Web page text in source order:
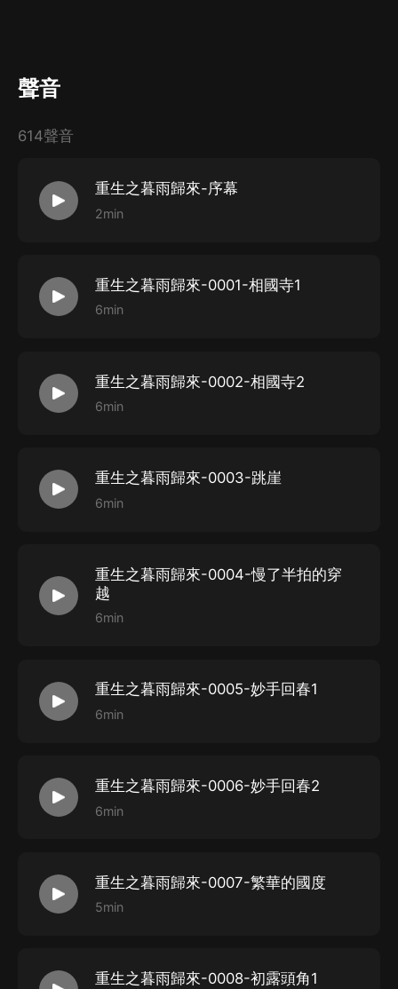
聲音
614聲音
重生之暮雨歸來-序幕
2min
重生之暮雨歸來-0001-相國寺1
6min
重生之暮雨歸來-0002-相國寺2
6min
重生之暮雨歸來-0003-跳崖
6min
重生之暮雨歸來-0004-慢了半拍的穿
越
6min
重生之暮雨歸來-0005-妙手回春1
6min
重生之暮雨歸來-0006-妙手回春2
6min
重生之暮雨歸來-0007-繁華的國度
5min
重生之暮雨歸來-0008-初露頭角1